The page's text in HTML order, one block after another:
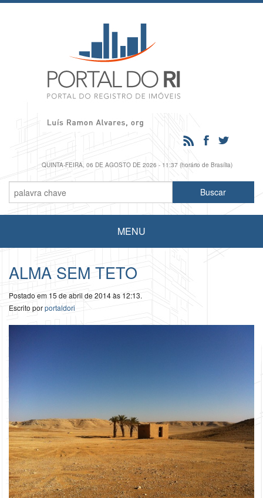
QUINTA-FEIRA, 06 DE AGOSTO DE 2026 - 11:37 (horário de Brasília)
MENU
ALMA SEM TETO
Postado em 15 de abril de 2014 às 12:13.
Escrito porportaldori